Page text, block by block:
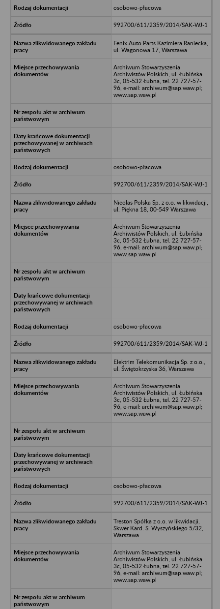
osobowo-płacowa
992700/611/2359/2014/SAK-WJ-1
Fenix Auto Parts Kazimiera Raniecka,
ul. Wagonowa 17, Warszawa
Archiwum Stowarzyszenia
Archiwistów Polskich, ul. Łubińska
3c, 05-532 Łubna, tel. 22 727-57-
96, e-mail: archiwum@sap.waw.pl;
www.sap.waw.pl
osobowo-płacowa
992700/611/2359/2014/SAK-WJ-1
Nicolas Polska Sp. z o.o. w likwidacji,
ul. Piękna 18, 00-549 Warszawa
Archiwum Stowarzyszenia
Archiwistów Polskich, ul. Łubińska
3c, 05-532 Łubna, tel. 22 727-57-
96, e-mail: archiwum@sap.waw.pl;
www.sap.waw.pl
osobowo-płacowa
992700/611/2359/2014/SAK-WJ-1
Elektrim Telekomunikacja Sp. z o.o.,
ul. Świętokrzyska 36, Warszawa
Archiwum Stowarzyszenia
Archiwistów Polskich, ul. Łubińska
3c, 05-532 Łubna, tel. 22 727-57-
96, e-mail: archiwum@sap.waw.pl;
www.sap.waw.pl
osobowo-płacowa
992700/611/2359/2014/SAK-WJ-1
Treston Spółka z o.o. w likwidacji,
Skwer Kard. S. Wyszyńskiego 5/32,
Warszawa
Archiwum Stowarzyszenia
Archiwistów Polskich, ul. Łubińska
3c, 05-532 Łubna, tel. 22 727-57-
96, e-mail: archiwum@sap.waw.pl;
www.sap.waw.pl